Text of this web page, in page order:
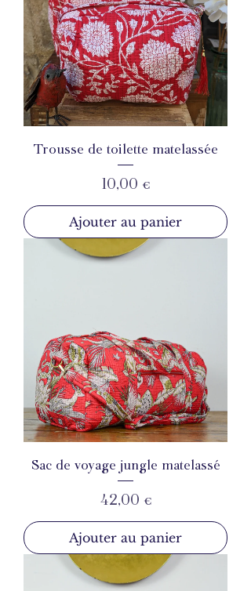
Trousse de toilette matelassée
Prix
10,00 €
Ajouter au panier
Sac de voyage jungle matelassé
Prix
42,00 €
Ajouter au panier